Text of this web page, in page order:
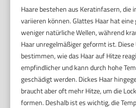
Haare bestehen aus Keratinfasern, die
variieren können. Glattes Haar hat
weniger natürliche Wellen, während
Haar unregelmäßiger geformt ist.
bestimmen, wie das Haar auf Hitze
empfindlicher und kann durch hohe
geschädigt werden. Dickes Haar
braucht aber oft mehr Hitze, um die
formen. Deshalb ist es wichtig, die